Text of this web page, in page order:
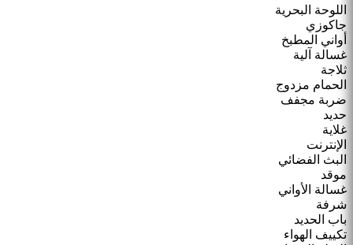
اللوحة البحرية
جاكوزي
أواني المطبخ
غسالة آلية
ثلاجة
الحمام مزدوج
ضربة مجفف
حديد
غلاية
الإنترنت
البث الفضائي
موقد
غسالة الأواني
شرفة
باب الحديد
تكييف الهواء